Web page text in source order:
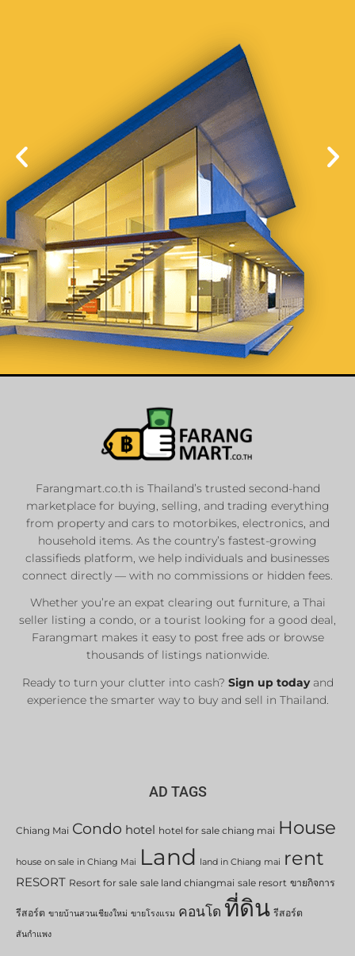
List Your
Properties
Private Sellers
Real Estate Agents
Sale & Rent
List Now
Farangmart.co.th is Thailand’s trusted second-hand
marketplace for buying, selling, and trading everything
from property and cars to motorbikes, electronics, and
household items. As the country’s fastest-growing
classifieds platform, we help individuals and businesses
connect directly — with no commissions or hidden fees.
Whether you’re an expat clearing out furniture, a Thai
seller listing a condo, or a tourist looking for a good deal,
Farangmart makes it easy to post free ads or browse
thousands of listings nationwide.
Ready to turn your clutter into cash? Sign up todayand
experience the smarter way to buy and sell in Thailand.
AD TAGS
Chiang Mai Condo hotel hotel for sale chiang mai House
house on sale in Chiang Mai Land land in Chiang mai rent
RESORT Resort for sale sale land chiangmai sale resort ขายกิจการ
รีสอร์ต ขายบ้านสวนเชียงใหม่ ขายโรงแรม คอนโด ที่ดิน รีสอร์ต
สันกำแพง